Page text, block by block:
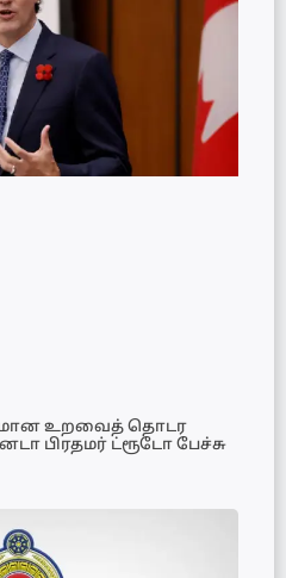
உறவைத் தொடர
பிரதமர் ட்ரூடோ பேச்சு